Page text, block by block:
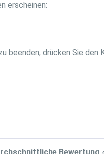
erscheinen:
beenden, drücken Sie den
Bewertung